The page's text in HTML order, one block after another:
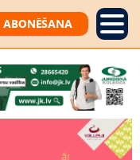
ABONĒŠANA